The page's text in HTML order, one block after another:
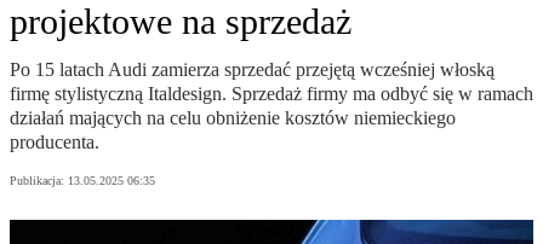
projektowe na sprzedaż
Po 15 latach Audi zamierza sprzedać przejętą wcześniej włoską
firmę stylistyczną Italdesign. Sprzedaż firmy ma odbyć się w ramach
działań mających na celu obniżenie kosztów niemieckiego
producenta.
Publikacja: 13.05.2025 06:35